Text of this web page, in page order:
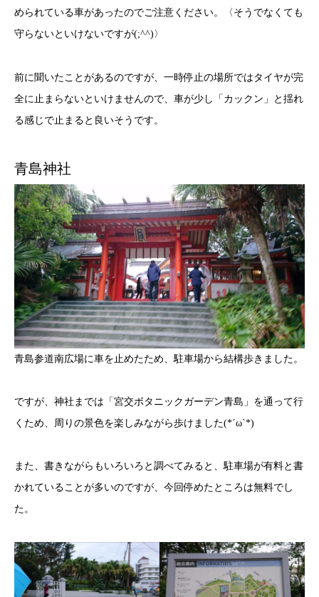
められている車があったのでご注意ください。〈そうでなくても
守らないといけないですが(;^^)〉
前に聞いたことがあるのですが、一時停止の場所ではタイヤが完
全に止まらないといけませんので、車が少し「カックン」と揺れ
る感じで止まると良いそうです。
青島神社
青島参道南広場に車を止めたため、駐車場から結構歩きました。
ですが、神社までは「宮交ボタニックガーデン青島」を通って行
くため、周りの景色を楽しみながら歩けました(*´ω`*)
また、書きながらもいろいろと調べてみると、駐車場が有料と書
かれていることが多いのですが、今回停めたところは無料でし
た。